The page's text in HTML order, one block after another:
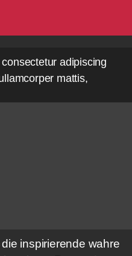
adipiscing
mattis,
inspirierende wahre